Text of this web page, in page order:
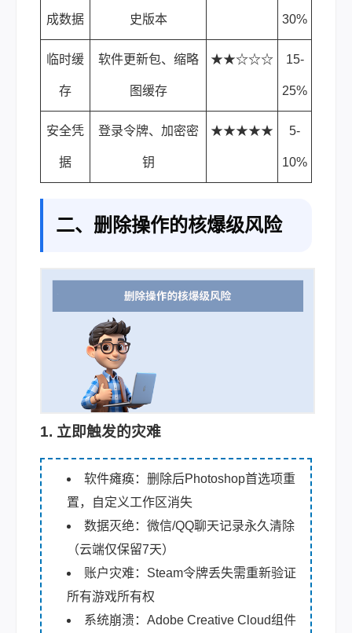
成数据 史版本 30%
临时缓
存
软件更新包、缩略
图缓存
★★☆☆☆ 15-
25%
安全凭
据
登录令牌、加密密
钥
★★★★★ 5-
10%
二、删除操作的核爆级风险
1. 立即触发的灾难
软件瘫痪：删除后Photoshop首选项重
置，自定义工作区消失
数据灭绝：微信/QQ聊天记录永久清除
（云端仅保留7天）
账户灾难：Steam令牌丢失需重新验证
所有游戏所有权
系统崩溃：Adobe Creative Cloud组件